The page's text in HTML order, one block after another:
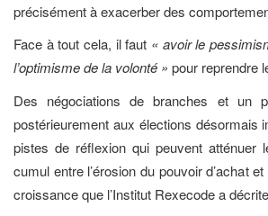
précisément à exacerber des
Face à tout cela, il faut « avoir le
l’optimisme de la volonté » pour reprendre
Des négociations de branches et un
postérieurement aux élections désormais
pistes de réflexion qui peuvent atténuer
cumul entre l’érosion du pouvoir d’achat
croissance que l’Institut Rexecode a